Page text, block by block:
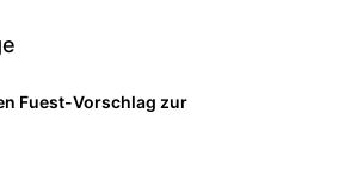
Fuest-Vorschlag zur